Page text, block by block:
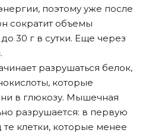
поэтому уже после
сократит объемы
30 г в сутки. Еще через
разрушаться белок,
которые
в глюкозу. Мышечная
разрушается: в первую
клетки, которые менее